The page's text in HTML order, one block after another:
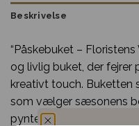
Beskrivelse
“Påskebuket –
og livlig buket, der
kreativt touch. Buketten
som vælger sæsonens
pyntes med dekorative